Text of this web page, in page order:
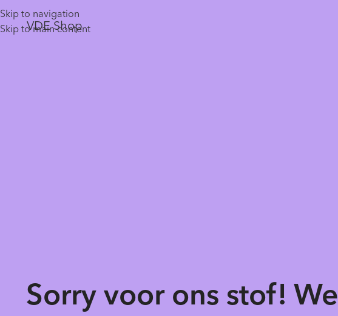
Skip to navigation
Skip to main content
VDE Shop
Sorry voor ons stof!